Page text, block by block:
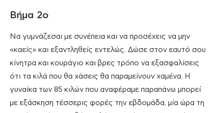
Βήμα 2ο
Να γυμνάζεσαι με συνέπεια και να προσέχεις να μην
«καείς» και εξαντληθείς εντελώς. Δώσε στον εαυτό σου
κίνητρα και κουράγιο και βρες τρόπο να εξασφαλίσεις
ότι τα κιλά που θα χάσεις θα παραμείνουν χαμένα. Η
γυναίκα των 85 κιλών που αναφέραμε παραπάνω μπορεί
με εξάσκηση τέσσερις φορές την εβδομάδα, μία ώρα τη